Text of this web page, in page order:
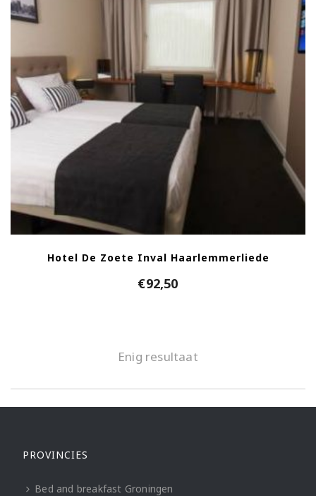
Hotel De Zoete Inval Haarlemmerliede
€92,50
Enig resultaat
PROVINCIES
Bed and breakfast Groningen